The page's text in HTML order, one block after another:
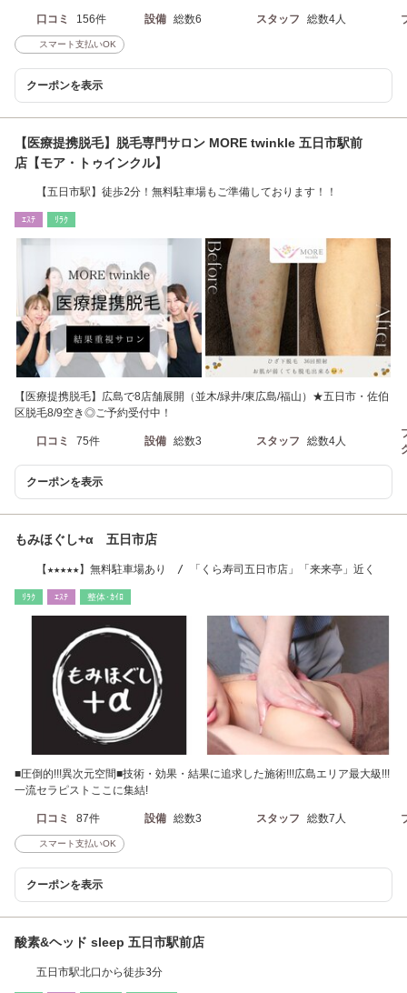
口コミ 156件 設備 総数6 スタッフ 総数4人
スマート支払いOK
クーポンを表示
【医療提携脱毛】脱毛専門サロン MORE twinkle 五日市駅前
店【モア・トゥインクル】
【五日市駅】徒歩2分！無料駐車場もご準備しております！！
ｴｽﾃ ﾘﾗｸ
【医療提携脱毛】広島で8店舗展開（並木/緑井/東広島/福山）★五日市・佐伯
区脱毛8/9空き◎ご予約受付中！
口コミ 75件 設備 総数3 スタッフ 総数4人
クーポンを表示
もみほぐし+α 五日市店
【★★★★★】無料駐車場あり / 「くら寿司五日市店」「来来亭」近く
ﾘﾗｸ ｴｽﾃ 整体･ｶｲﾛ
■圧倒的!!!異次元空間■技術・効果・結果に追求した施術!!!広島エリア最大級!!!
一流セラピストここに集結!
口コミ 87件 設備 総数3 スタッフ 総数7人
スマート支払いOK
クーポンを表示
酸素&ヘッド sleep 五日市駅前店
五日市駅北口から徒歩3分